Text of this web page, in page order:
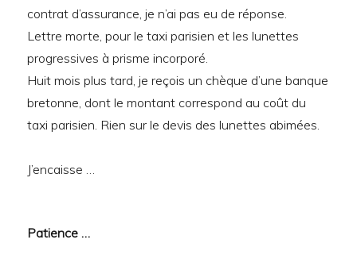
contrat d’assurance, je n’ai pas eu de réponse.
Lettre morte, pour le taxi parisien et les lunettes
progressives à prisme incorporé.
Huit mois plus tard, je reçois un chèque d’une banque
bretonne, dont le montant correspond au coût du
taxi parisien. Rien sur le devis des lunettes abimées.
J’encaisse …
Patience …